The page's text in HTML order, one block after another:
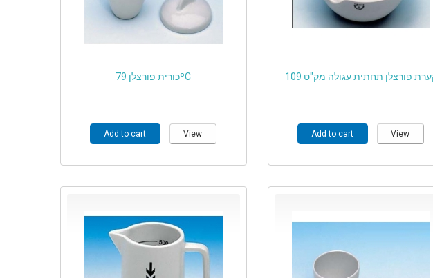
כורית פורצלן 79ºC
Add to cart View
פורצלן תחתית עגולה מק"ט 109
Add to cart View